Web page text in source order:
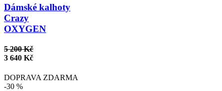
Dámské kalhoty
Crazy
OXYGEN
5 200 Kč
3 640 Kč
DOPRAVA ZDARMA
-30 %